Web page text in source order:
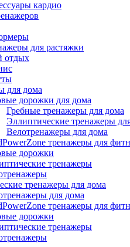
кардио
для растяжки
отдых
для дома
дорожки для дома
Гребные тренажеры для дома
Эллиптические тренажеры
Велотренажеры для дома
тренажеры для
дорожки
тренажеры
тренажеры для дома
для дома
тренажеры для
дорожки
тренажеры